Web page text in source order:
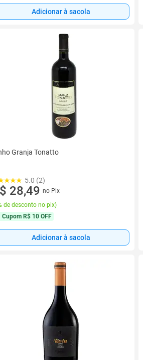
Adicionar à sacola
Granja Tonatto
5.0 (2)
28,49 no Pix
de desconto no pix)
Cupom R$ 10 OFF
Adicionar à sacola